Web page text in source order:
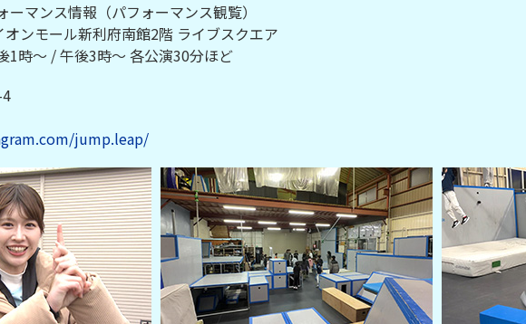
マンス情報（パフォーマンス観覧）
ンモール新利府南館2階 ライブスクエア
1時～ / 午後3時～ 各公演30分ほど
jump.leap/